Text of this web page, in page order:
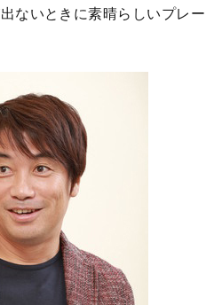
ないときに素晴らしいプレー